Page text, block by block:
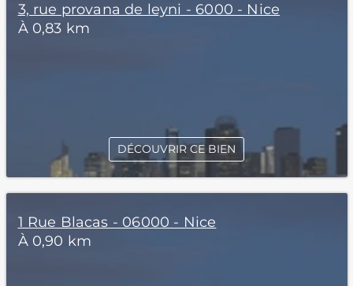
3, rue provana de leyni - 6000 - Nice
À 0,83 km
DÉCOUVRIR CE BIEN
1 Rue Blacas - 06000 - Nice
À 0,90 km